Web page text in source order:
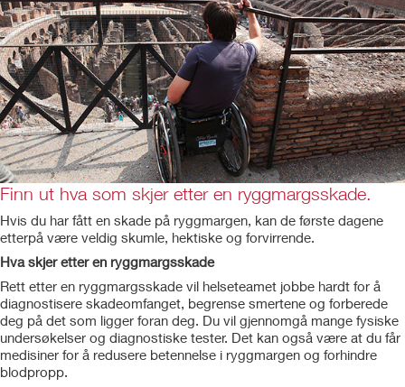
Finn ut hva som skjer etter en ryggmargsskade.
Hvis du har fått en skade på ryggmargen, kan de første dagene
etterpå være veldig skumle, hektiske og forvirrende.
Hva skjer etter en ryggmargsskade
Rett etter en ryggmargsskade vil helseteamet jobbe hardt for å
diagnostisere skadeomfanget, begrense smertene og forberede
deg på det som ligger foran deg. Du vil gjennomgå mange fysiske
undersøkelser og diagnostiske tester. Det kan også være at du får
medisiner for å redusere betennelse i ryggmargen og forhindre
blodpropp.